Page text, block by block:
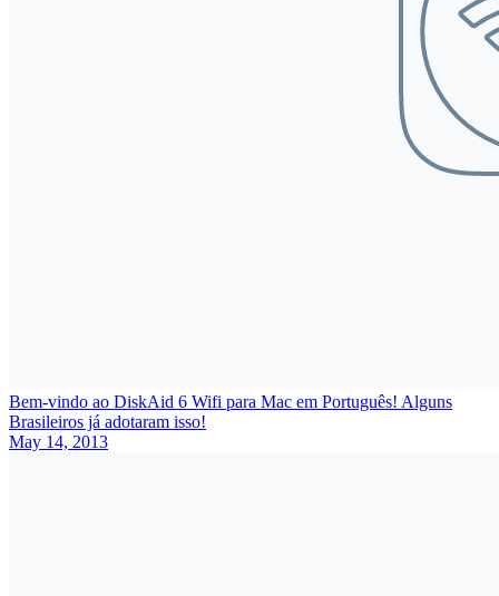
Bem-vindo ao DiskAid 6 Wifi para Mac em Português! Alguns
Brasileiros já adotaram isso!
May 14, 2013